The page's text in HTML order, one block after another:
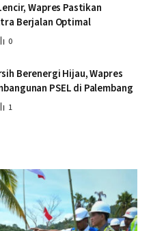
Wapres Pastikan
Berjalan Optimal
0
Berenergi Hijau, Wapres
PSEL di Palembang
1